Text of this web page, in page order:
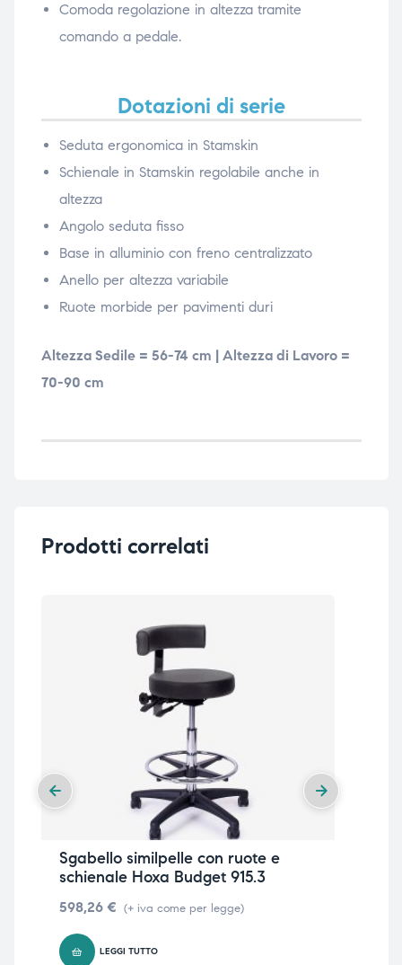
Comoda regolazione in altezza tramite
comando a pedale.
Dotazioni di serie
Seduta ergonomica in Stamskin
Schienale in Stamskin regolabile anche in
altezza
Angolo seduta fisso
Base in alluminio con freno centralizzato
Anello per altezza variabile
Ruote morbide per pavimenti duri
Altezza Sedile = 56-74 cm | Altezza di Lavoro =
70-90 cm
Prodotti correlati
Sgabello similpelle con ruote e
schienale Hoxa Budget 915.3
598,26 € (+ iva come per legge)
LEGGI TUTTO